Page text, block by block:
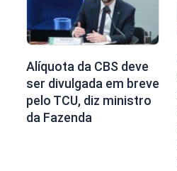
Alíquota da CBS deve
ser divulgada em breve
pelo TCU, diz ministro
da Fazenda